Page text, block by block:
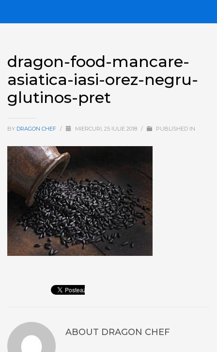
dragon-food-mancare-
asiatica-iasi-orez-negru-
glutinos-pret
BY DRAGON CHEF / MIERCURI, 25 IULIE 2018 / PUBLISHED IN
ABOUT DRAGON CHEF